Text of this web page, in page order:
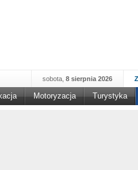
sobota, 8 sierpnia 2026
Motoryzacja Turystyka